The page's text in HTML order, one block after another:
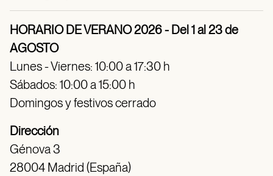
HORARIO DE VERANO 2026 - Del 1 al 23 de
AGOSTO
Lunes - Viernes: 10:00 a 17:30 h
Sábados: 10:00 a 15:00 h
Domingos y festivos cerrado
Dirección
Génova 3
28004 Madrid (España)